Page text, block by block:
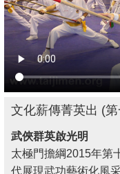
文化薪傳菁英出 (
武俠群英啟光明
太極門擔綱2015年第
代展現武功藝術化風